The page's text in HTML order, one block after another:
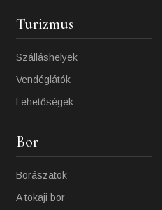
Turizmus
Szálláshelyek
Vendéglátók
Lehetőségek
Bor
Borászatok
A tokaji bor